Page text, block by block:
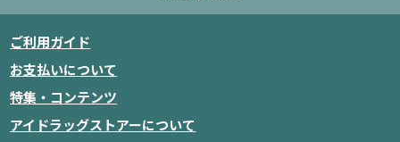
ご利用ガイド
お支払いについて
特集・コンテンツ
アイドラッグストアーについて